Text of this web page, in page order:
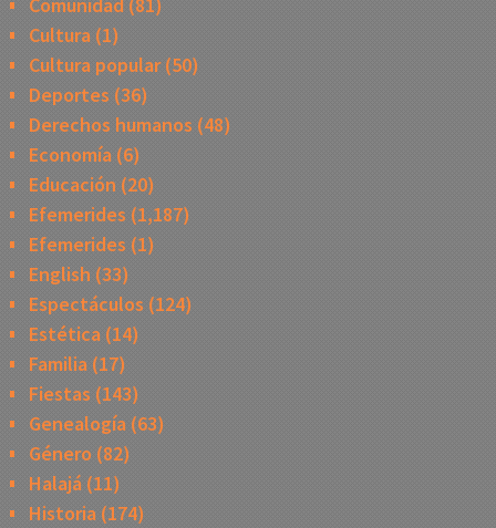
Comunidad(81)
Cultura(1)
Cultura popular(50)
Deportes (36)
Derechos humanos (48)
Economía(6)
Educación (20)
Efemerides (1,187)
Efemerides (1)
English (33)
Espectáculos (124)
Estética(14)
Familia(17)
Fiestas (143)
Genealogía(63)
Género (82)
Halajá(11)
Historia(174)